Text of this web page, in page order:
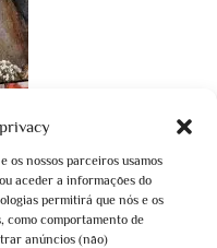
os nossos parceiros usamos
aceder a informações do
permitirá que nós e os
como comportamento de
anúncios (não)